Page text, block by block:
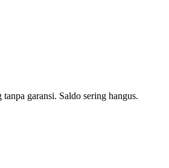
garansi. Saldo sering hangus.